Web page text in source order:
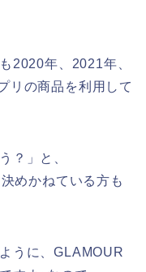
2020年、2021年、
リの商品を利用して
？」と、
めかねている方も
うに、GLAMOUR